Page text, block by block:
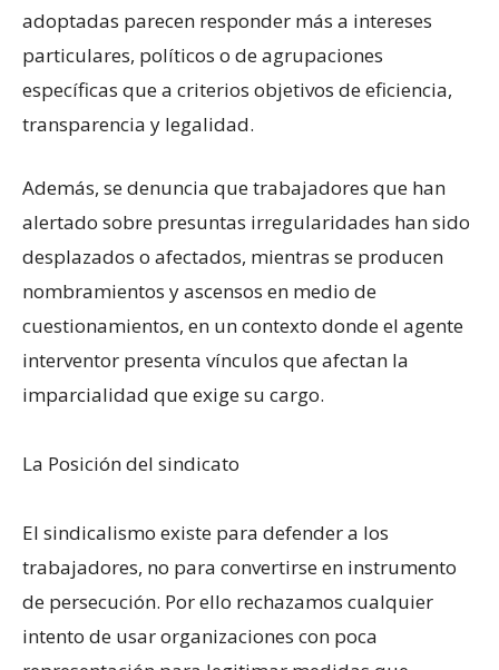
adoptadas parecen responder más a intereses
particulares, políticos o de agrupaciones
específicas que a criterios objetivos de eficiencia,
transparencia y legalidad.
Además, se denuncia que trabajadores que han
alertado sobre presuntas irregularidades han sido
desplazados o afectados, mientras se producen
nombramientos y ascensos en medio de
cuestionamientos, en un contexto donde el agente
interventor presenta vínculos que afectan la
imparcialidad que exige su cargo.
La Posición del sindicato
El sindicalismo existe para defender a los
trabajadores, no para convertirse en instrumento
de persecución. Por ello rechazamos cualquier
intento de usar organizaciones con poca